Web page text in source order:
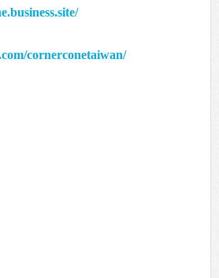
cornerconetaiwan/